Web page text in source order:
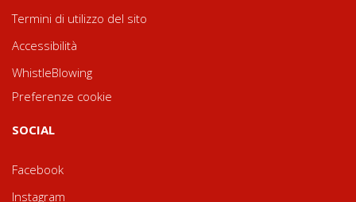
Termini di utilizzo del sito
Accessibilità
WhistleBlowing
Preferenze cookie
SOCIAL
Facebook
Instagram